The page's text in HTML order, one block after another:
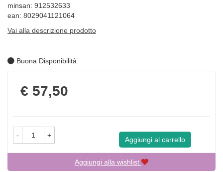
minsan: 912532633
ean: 8029041121064
Vai alla descrizione prodotto
Buona Disponibilità
Prezzo
€ 57,50
- +
Aggiungi al carrello
Aggiungi alla wishlist